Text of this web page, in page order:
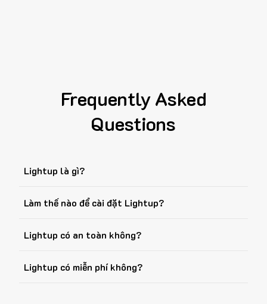
Frequently Asked
Questions
Lightup là gì?
Làm thế nào để cài đặt Lightup?
Lightup có an toàn không?
Lightup có miễn phí không?